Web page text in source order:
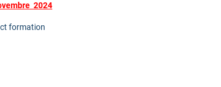
2024
formation